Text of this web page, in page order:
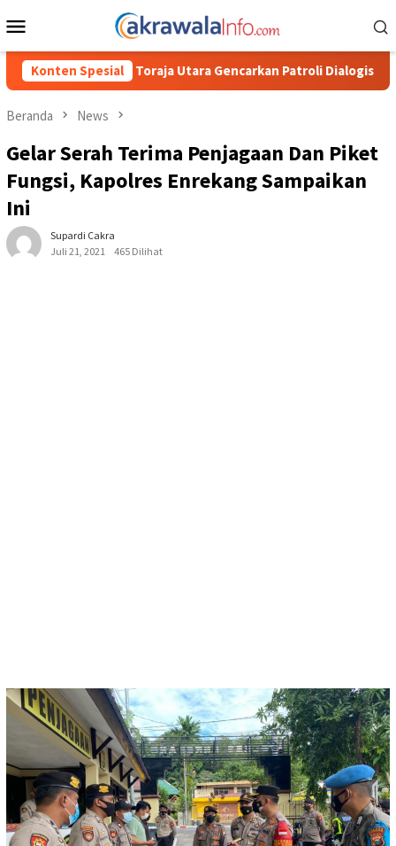
ke
Mobile
Konten Spesial
Gencarkan Patroli Dialogis dan Sosialisasi Layanan 110
Beranda News
Gelar Serah Terima Penjagaan Dan Piket
Fungsi, Kapolres Enrekang Sampaikan
Ini
Supardi Cakra
Juli 21, 2021
465 Dilihat